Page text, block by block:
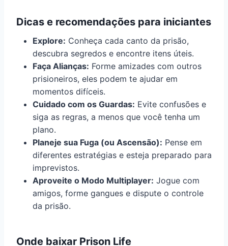
Dicas e recomendações para iniciantes
Explore: Conheça cada canto da prisão,
descubra segredos e encontre itens úteis.
Faça Alianças: Forme amizades com outros
prisioneiros, eles podem te ajudar em
momentos difíceis.
Cuidado com os Guardas: Evite confusões e
siga as regras, a menos que você tenha um
plano.
Planeje sua Fuga (ou Ascensão): Pense em
diferentes estratégias e esteja preparado para
imprevistos.
Aproveite o Modo Multiplayer: Jogue com
amigos, forme gangues e dispute o controle
da prisão.
Onde baixar Prison Life